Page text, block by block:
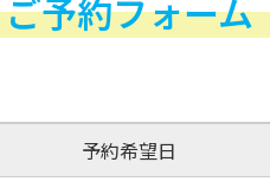
ご予約フォーム
予約希望日